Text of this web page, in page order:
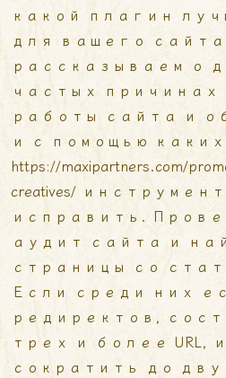
какой плагин
для вашего
рассказываем о
частых причинах
работы сайта и
и с помощью каких
https://maxipartners.com/
creatives/
исправить.
аудит сайта и
страницы со
Если среди них
редиректов,
трех и более URL,
сократить до